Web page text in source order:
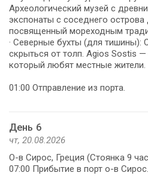
Археологический музей с
экспонаты с соседнего
посвященный мореходным
· Северные бухты (для тишины):
скрыться от толп. Agios Sostis
который любят местные жители.
01:00 Отправление из порта.
День 6
чт, 20.08.2026
О-в Сирос, Греция (Стоянка 9
07:00 Прибытие в порт о-в Сирос.